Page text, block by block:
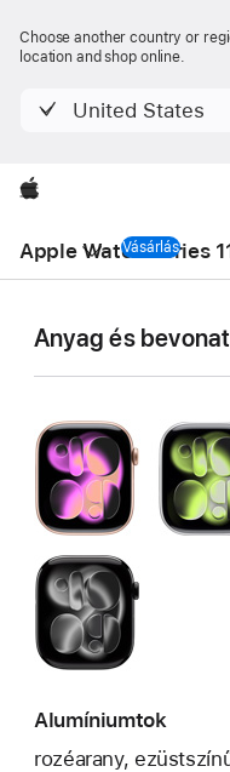
Choose another country or
location and shop online.
United States
Apple
Apple Watch Series
navigációs
menü
VásárlásApple
Series 11
adatai
Anyag és bevonat
Alumíniumtok
rozéarany,